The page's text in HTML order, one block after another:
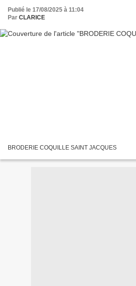
Publié le 17/08/2025 à 11:04
Par CLARICE
BRODERIE COQUILLE SAINT JACQUES